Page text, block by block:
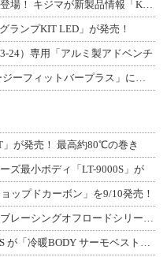
ランプKIT LED」が発売！
24）専用「アルミ製アドベンチ
」が発売！ 最高約80℃の巻き
ズ最小ボディ「LT-9000S」が
ップドカーボン」を9/10発売！